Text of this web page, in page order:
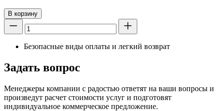
В корзину
Безопасные виды оплаты и легкий возврат
Задать вопрос
Менеджеры компании с радостью ответят на ваши вопросы и
произведут расчет стоимости услуг и подготовят
индивидуальное коммерческое предложение.